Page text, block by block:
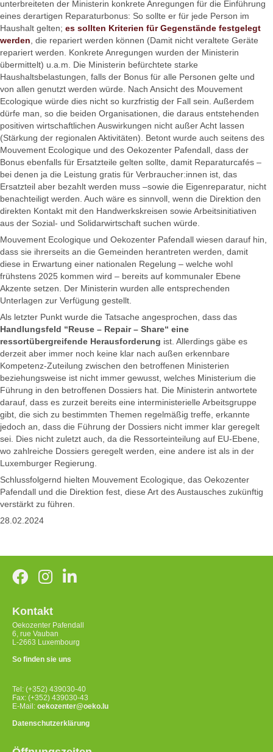
unterbreiteten der Ministerin konkrete Anregungen für die Einführung
eines derartigen Reparaturbonus: So sollte er für jede Person im
Haushalt gelten; es sollten Kriterien für Gegenstände festgelegt
werden, die repariert werden können (Damit nicht veraltete Geräte
repariert werden. Konkrete Anregungen wurden der Ministerin
übermittelt) u.a.m. Die Ministerin befürchtete starke
Haushaltsbelastungen, falls der Bonus für alle Personen gelte und
von allen genutzt werden würde. Nach Ansicht des Mouvement
Ecologique würde dies nicht so kurzfristig der Fall sein. Außerdem
dürfe man, so die beiden Organisationen, die daraus entstehenden
positiven wirtschaftlichen Auswirkungen nicht außer Acht lassen
(Stärkung der regionalen Aktivitäten). Betont wurde auch seitens des
Mouvement Ecologique und des Oekozenter Pafendall, dass der
Bonus ebenfalls für Ersatzteile gelten sollte, damit Reparaturcafés –
bei denen ja die Leistung gratis für Verbraucher:innen ist, das
Ersatzteil aber bezahlt werden muss –sowie die Eigenreparatur, nicht
benachteiligt werden. Auch wäre es sinnvoll, wenn die Direktion den
direkten Kontakt mit den Handwerkskreisen sowie Arbeitsinitiativen
aus der Sozial- und Solidarwirtschaft suchen würde.
Mouvement Ecologique und Oekozenter Pafendall wiesen darauf hin,
dass sie ihrerseits an die Gemeinden herantreten werden, damit
diese in Erwartung einer nationalen Regelung – welche wohl
frühstens 2025 kommen wird – bereits auf kommunaler Ebene
Akzente setzen. Der Ministerin wurden alle entsprechenden
Unterlagen zur Verfügung gestellt.
Als letzter Punkt wurde die Tatsache angesprochen, dass das
Handlungsfeld “Reuse – Repair – Share“ eine
ressortübergreifende Herausforderung ist. Allerdings gäbe es
derzeit aber immer noch keine klar nach außen erkennbare
Kompetenz-Zuteilung zwischen den betroffenen Ministerien
beziehungsweise ist nicht immer gewusst, welches Ministerium die
Führung in den betroffenen Dossiers hat. Die Ministerin antwortete
darauf, dass es zurzeit bereits eine interministerielle Arbeitsgruppe
gibt, die sich zu bestimmten Themen regelmäßig treffe, erkannte
jedoch an, dass die Führung der Dossiers nicht immer klar geregelt
sei. Dies nicht zuletzt auch, da die Ressorteinteilung auf EU-Ebene,
wo zahlreiche Dossiers geregelt werden, eine andere ist als in der
Luxemburger Regierung.
Schlussfolgernd hielten Mouvement Ecologique, das Oekozenter
Pafendall und die Direktion fest, diese Art des Austausches zukünftig
verstärkt zu führen.
28.02.2024
Kontakt
Oekozenter Pafendall
6, rue Vauban
L-2663 Luxembourg
So finden sie uns
Tel: (+352) 439030-40
Fax: (+352) 439030-43
E-Mail: oekozenter@oeko.lu
Datenschutzerklärung